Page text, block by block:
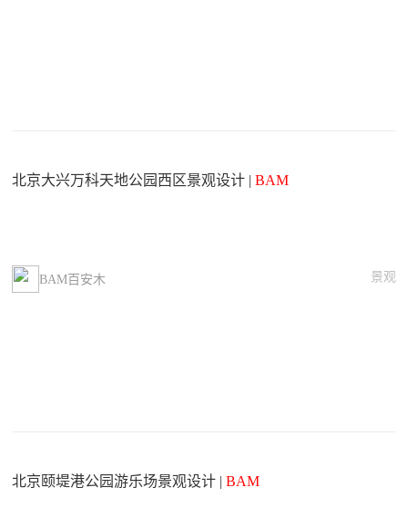
北京大兴万科天地公园西区景观设计 |BAM
BAM百安木 景观
北京颐堤港公园游乐场景观设计 |BAM